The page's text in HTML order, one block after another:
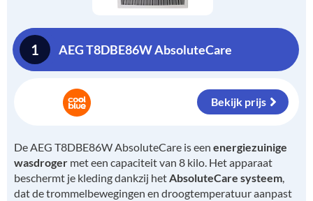
1 AEG T8DBE86W AbsoluteCare
Bekijk prijs
De AEG T8DBE86W AbsoluteCare is een energiezuinige
wasdroger met een capaciteit van 8 kilo. Het apparaat
beschermt je kleding dankzij hetAbsoluteCare systeem,
dat de trommelbewegingen en droogtemperatuur aanpast